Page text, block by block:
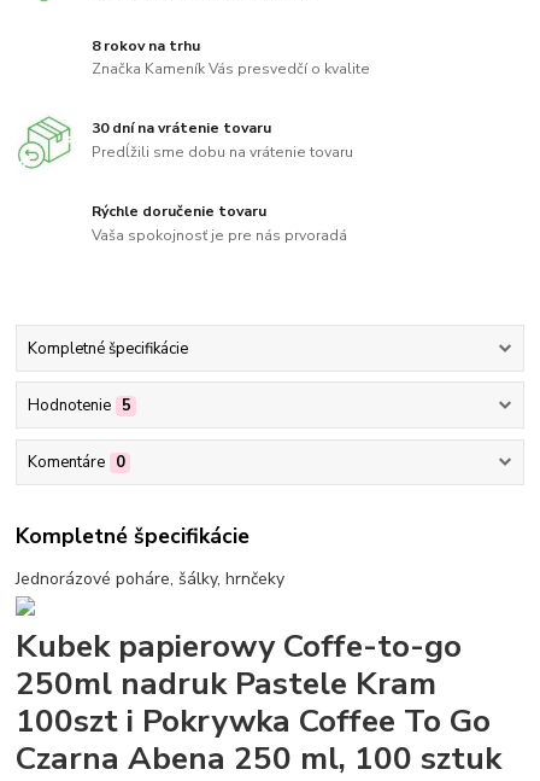
8 rokov na trhu
Značka Kameník Vás presvedčí o kvalite
30 dní na vrátenie tovaru
Predĺžili sme dobu na vrátenie tovaru
Rýchle doručenie tovaru
Vaša spokojnosť je pre nás prvoradá
Kompletné špecifikácie
Hodnotenie 5
Komentáre 0
Kompletné špecifikácie
Jednorázové poháre, šálky, hrnčeky
Kubek papierowy Coffe-to-go
250ml nadruk Pastele Kram
100szt i Pokrywka Coffee To Go
Czarna Abena 250 ml, 100 sztuk